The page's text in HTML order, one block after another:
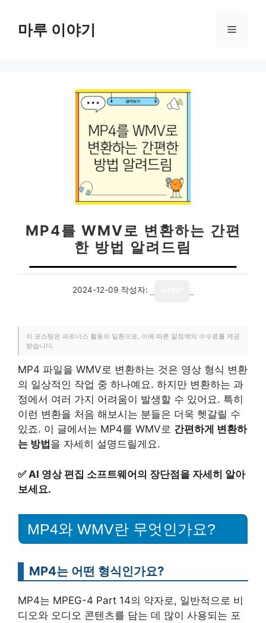
마루 이야기 메
MP4를 WMV로 변환하는 간편
한 방법 알려드림
2024-12-09 작성자:
이 포스팅은 파트너스 활동의 일환으로, 이에 따른 일정액의 수수료를 제공
받습니다.
MP4 파일을 WMV로 변환하는 것은 영상 형식 변환
의 일상적인 작업 중 하나예요. 하지만 변환하는 과
정에서 여러 가지 어려움이 발생할 수 있어요. 특히
이런 변환을 처음 해보시는 분들은 더욱 헷갈릴 수
있죠. 이 글에서는 MP4를 WMV로 간편하게 변환하
는 방법 을 자세히 설명드릴게요.
✅ AI 영상 편집 소프트웨어의 장단점을 자세히 알아
보세요.
MP4와 WMV란 무엇인가요?
MP4는 어떤 형식인가요?
MP4는 MPEG-4 Part 14의 약자로, 일반적으로 비
디오와 오디오 콘텐츠를 담는 데 많이 사용되는 포